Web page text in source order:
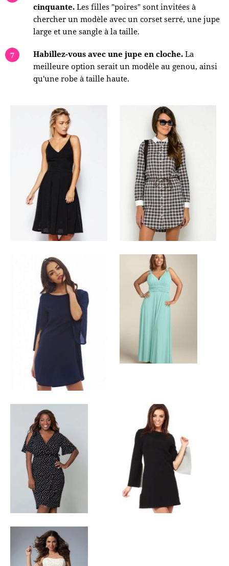
cinquante. Les filles "poires" sont invitées à
chercher un modèle avec un corset serré, une jupe
large et une sangle à la taille.
Habillez-vous avec une jupe en cloche. La
meilleure option serait un modèle au genou, ainsi
qu'une robe à taille haute.